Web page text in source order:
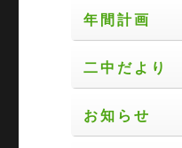
年間計画
二中だより
お知らせ